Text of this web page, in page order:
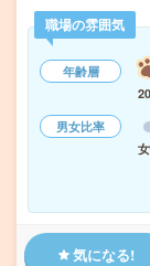
職場の雰囲気
年齢層
男女比率
気になる!